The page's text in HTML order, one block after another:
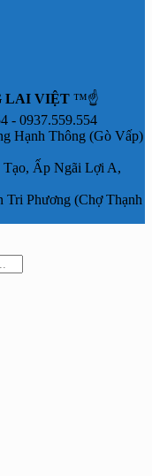
LAI VIỆT ™☝️
- 0937.559.554
Hạnh Thông (Gò Vấp)
Ấp Ngãi Lợi A,
Tri Phương (Chợ Thạnh